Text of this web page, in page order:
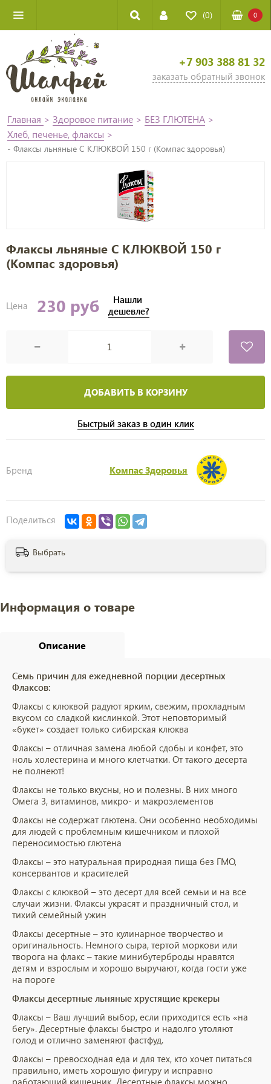
(0) 0
+7 903 388 81 32
заказать обратный звонок
Главная > Здоровое питание > БЕЗ ГЛЮТЕНА >
Хлеб, печенье, флаксы >
- Флаксы льняные С КЛЮКВОЙ 150 г (Компас здоровья)
Флаксы льняные С КЛЮКВОЙ 150 г
(Компас здоровья)
Цена 230 руб
Нашли
дешевле?
ДОБАВИТЬ В КОРЗИНУ
Быстрый заказ в один клик
Бренд Компас Здоровья
Поделиться
Выбрать
Информация о товаре
Описание
Семь причин для ежедневной порции десертных
Флаксов:
Флаксы с клюквой радуют ярким, свежим, прохладным
вкусом со сладкой кислинкой. Этот неповторимый
«букет» создает только сибирская клюква
Флаксы – отличная замена любой сдобы и конфет, это
ноль холестерина и много клетчатки. От такого десерта
не полнеют!
Флаксы не только вкусны, но и полезны. В них много
Омега 3, витаминов, микро- и макроэлементов
Флаксы не содержат глютена. Они особенно необходимы
для людей с проблемным кишечником и плохой
переносимостью глютена
Флаксы – это натуральная природная пища без ГМО,
консервантов и красителей
Флаксы с клюквой – это десерт для всей семьи и на все
случаи жизни. Флаксы украсят и праздничный стол, и
тихий семейный ужин
Флаксы десертные – это кулинарное творчество и
оригинальность. Немного сыра, тертой моркови или
творога на флакс – такие минибутерброды нравятся
детям и взрослым и хорошо выручают, когда гости уже
на пороге
Флаксы десертные льняные хрустящие крекеры
Флаксы – Ваш лучший выбор, если приходится есть «на
бегу». Десертные флаксы быстро и надолго утоляют
голод и отлично заменяют фастфуд.
Флаксы – превосходная еда и для тех, кто хочет питаться
правильно, иметь хорошую фигуру и исправно